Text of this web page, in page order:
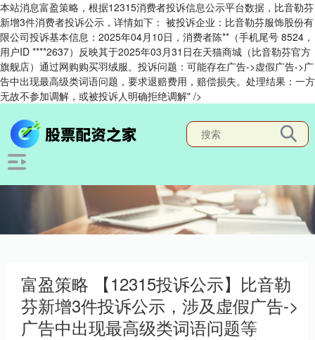
本站消息富盈策略，根据12315消费者投诉信息公示平台数据，比音勒芬
新增3件消费者投诉公示，详情如下： 被投诉企业：比音勒芬服饰股份有
限公司投诉基本信息：2025年04月10日，消费者陈**（手机尾号 8524，
用户ID ****2637）反映其于2025年03月31日在天猫商城（比音勒芬官方
旗舰店）通过网购购买羽绒服。投诉问题：可能存在广告->虚假广告->广
告中出现最高级类词语问题，要求退赔费用，赔偿损失。处理结果：一方
无故不参加调解，或被投诉人明确拒绝调解" />
富盈策略 【12315投诉公示】比音勒
芬新增3件投诉公示，涉及虚假广告->
广告中出现最高级类词语问题等